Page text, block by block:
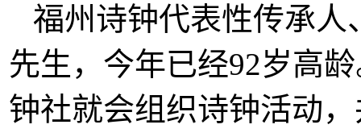
福州诗钟代表性传承
先生，今年已经92岁高
钟社就会组织诗钟活动